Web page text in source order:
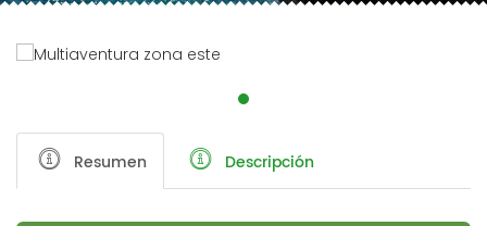
Resumen Descripción